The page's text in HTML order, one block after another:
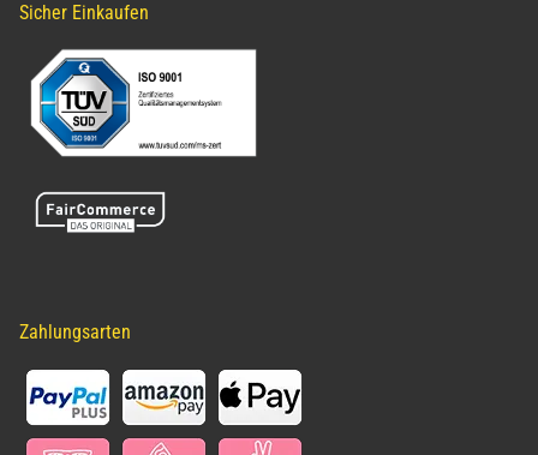
Sicher Einkaufen
Zahlungsarten